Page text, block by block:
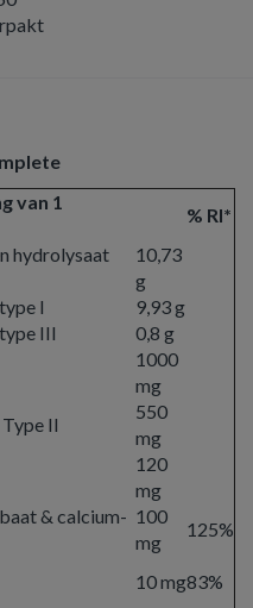
van 1
% RI*
hydrolysaat
I
III
10,73
g
9,93 g
0,8 g
II
1000
mg
550
mg
120
mg
& calcium- 100
mg
125%
10 mg83%